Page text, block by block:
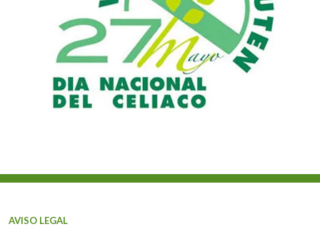
AVISO LEGAL